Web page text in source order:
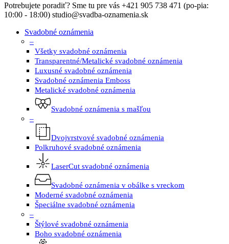
Close
Menu
Potrebujete poradiť? Sme tu pre vás +421 905 738 471 (po-pia:
10:00 - 18:00) studio@svadba-oznamenia.sk
Svadobné oznámenia
–
Všetky svadobné oznámenia
Transparentné/Metalické svadobné oznámenia
Luxusné svadobné oznámenia
Svadobné oznámenia Emboss
Metalické svadobné oznámenia
Svadobné oznámenia s mašľou
–
Dvojvrstvové svadobné oznámenia
Polkruhové svadobné oznámenia
LaserCut svadobné oznámenia
Svadobné oznámenia v obálke s vreckom
Moderné svadobné oznámenia
Špeciálne svadobné oznámenia
–
Štýlové svadobné oznámenia
Boho svadobné oznámenia